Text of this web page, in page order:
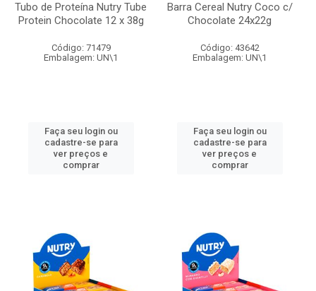
Tubo de Proteína Nutry Tube
Protein Chocolate 12 x 38g
Código: 71479
Embalagem: UN\1
Faça seu login ou
cadastre-se para
ver preços e
comprar
Barra Cereal Nutry Coco c/
Chocolate 24x22g
Código: 43642
Embalagem: UN\1
Faça seu login ou
cadastre-se para
ver preços e
comprar